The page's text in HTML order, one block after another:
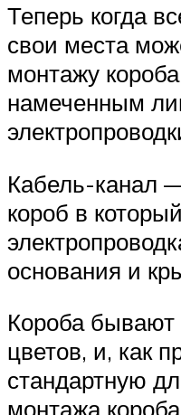
Теперь когда
свои места
монтажу
намеченным
Кабель-канал
короб в
основания и
Короба бывают
цветов, и, как
стандартную
монтажа